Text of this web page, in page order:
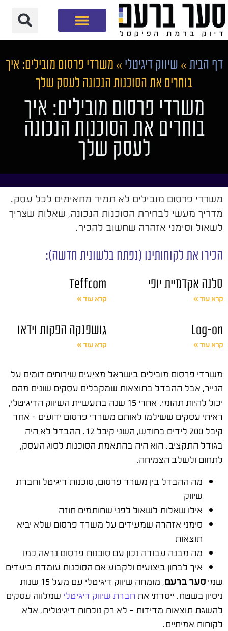
דף הבית » שיווק דיגיטלי » משרדי פרסום מובילים: איך
בוחרים את הסוכנות הנכונה לעסק שלך
משרדי פרסום מובילים: איך
בוחרים את הסוכנות הנכונה
לעסק שלך
משרדי פרסום מובילים לא תמיד מתאימים לכל עסק.
מדריך מעשי לבחירת הסוכנות הנכונה, שאלות שצריך
לשאול וסימני אזהרה שחשוב להכיר.
הכירו את לקוחותינו (נפתח בלשונית חדשה):
סלנה אקדמיית יופי
קרא עוד »
Teffcom
קרא עוד »
Log-on
קרא עוד »
גושפנקה הפקות וידאו
קרא עוד »
משרדי פרסום מובילים בישראל מציעים שירותים דומים על
הנייר, אבל ההבדל בתוצאות שמקבלים עסקים שונים מהם
יכול להיות תהומי. אחרי 15 שנה בתעשיית השיווק הדיגיטלי,
ראיתי עסקים ששילמו לאותם משרדי פרסום ידועים – אחד
קיבל 200 לידים בחודש, השני קיבל 12. ההבדל לא היה
בגודל התקציב. הוא היה בהתאמת הסוכנות לסוג העסק,
לתחום ולשלב הצמיחה.
מה ההבדל בין משרד פרסום, סוכנות דיגיטל וחברת
שיווק
אילו שאלות לשאול לפני שחותמים חוזה
סימני אזהרה שמעידים על משרד פרסום שלא יביא
תוצאות
מה מבנה עבודה נכון עם סוכנות פרסום נראה כמו
איך לבחון ביצועים ולקבוע אם הסוכנות עומדת ביעדים
שמיסער ברעם
, מומחה שיווק דיגיטלי עם מעל 15 שנות
ניסיון בשטח. ייסדתי את חברת שיווק דיגיטלי שמלווה עסקים
להשגת תוצאות מדידות – לא רק נוכחות דיגיטלית, אלא
לקוחות אמיתיים.